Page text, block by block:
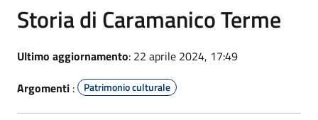
Storia di Caramanico Terme
Ultimo aggiornamento: 22 aprile 2024, 17:49
Argomenti : Patrimonio culturale